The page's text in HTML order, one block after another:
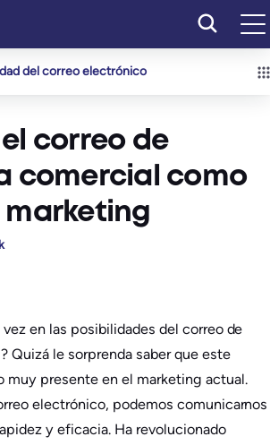
del correo electrónico
correo de
comercial como
en las posibilidades del correo de
Quizá le sorprenda saber que este
muy presente en el marketing actual.
electrónico, podemos comunicarnos
y eficacia. Ha revolucionado